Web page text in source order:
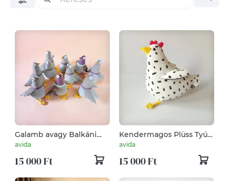
Galamb avagy Balkáni
Gerle, Gonosz Tekintetű
avida
15 000 Ft
Kendermagos Plüss Tyúk,
Kövér Baromfi, Puha
Duci Tojó
avida
15 000 Ft